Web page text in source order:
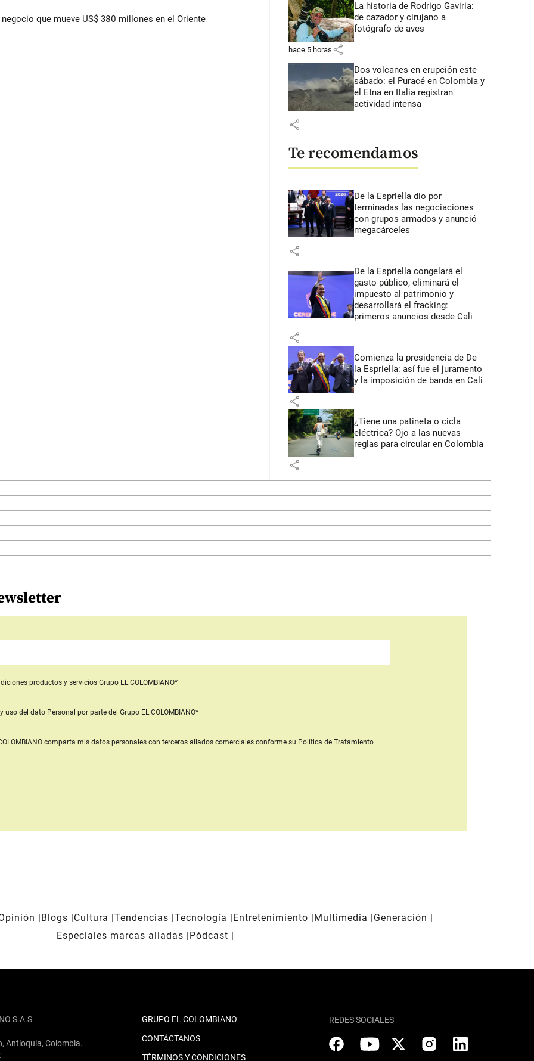
que mueve US$ 380 millones en el Oriente
La historia de Rodrigo Gaviria:
de cazador y cirujano a
fotógrafo de aves
hace 5 horas share
Dos volcanes en erupción este
sábado: el Puracé en Colombia y
el Etna en Italia registran
actividad intensa
share
Te recomendamos
De la Espriella dio por
terminadas las negociaciones
con grupos armados y anunció
megacárceles
share
De la Espriella congelará el
gasto público, eliminará el
impuesto al patrimonio y
desarrollará el fracking:
primeros anuncios desde Cali
share
Comienza la presidencia de De
la Espriella: así fue el juramento
y la imposición de banda en Cali
share
¿Tiene una patineta o cicla
eléctrica? Ojo a las nuevas
reglas para circular en Colombia
share
productos y servicios Grupo EL COLOMBIANO*
uso del dato Personal por parte del Grupo EL COLOMBIANO*
comparta mis datos personales con terceros aliados comercialesconforme su Política de Tratamiento
Blogs Cultura Tendencias Tecnología Entretenimiento Multimedia
Generación
Especiales marcas aliadas
Pódcast
S.A.S
Antioquia, Colombia.
GRUPO EL COLOMBIANO
CONTÁCTANOS
TÉRMINOS Y CONDICIONES
REDES SOCIALES